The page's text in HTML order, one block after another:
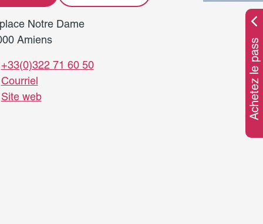
Notre Dame
Amiens
+33(0)322 71 60 50
Courriel
Site web
Achetez le pass